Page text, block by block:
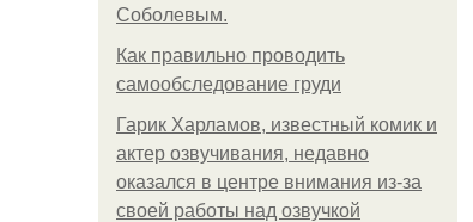
Соболевым.
Как правильно проводить
самообследование груди
Гарик Харламов, известный комик и
актер озвучивания, недавно
оказался в центре внимания из-за
своей работы над озвучкой